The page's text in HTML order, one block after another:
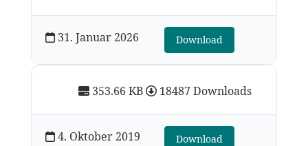
31. Januar 2026 Download
353.66 KB 18487 Downloads
4. Oktober 2019 Download